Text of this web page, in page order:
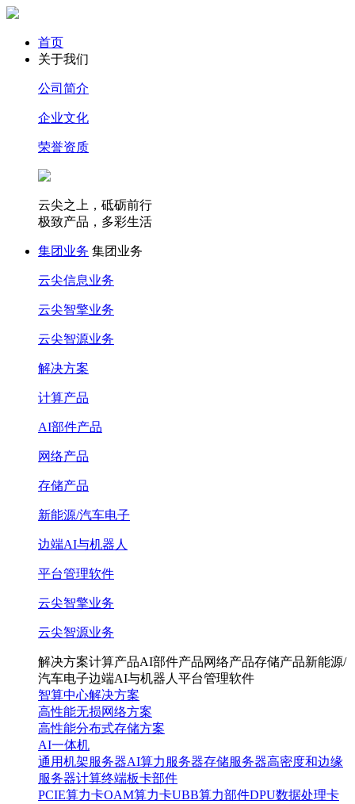
首页
关于我们
公司简介
企业文化
荣誉资质
云尖之上，砥砺前行
极致产品，多彩生活
集团业务 集团业务
云尖信息业务
云尖智擎业务
云尖智源业务
解决方案
计算产品
AI部件产品
网络产品
存储产品
新能源/汽车电子
边端AI与机器人
平台管理软件
云尖智擎业务
云尖智源业务
解决方案计算产品AI部件产品网络产品存储产品新能源/
汽车电子边端AI与机器人 平台管理软件
智算中心解决方案
高性能无损网络方案
高性能分布式存储方案
AI一体机
通用机架服务器AI算力服务器存储服务器高密度和边缘
服务器计算终端板卡部件
PCIE算力卡OAM算力卡UBB算力部件DPU数据处理卡